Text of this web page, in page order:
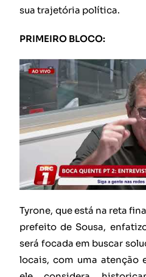
sua trajetória política.
PRIMEIRO BLOCO:
Tyrone, que está na reta
prefeito de Sousa,
será focada em buscar
locais, com uma atenção